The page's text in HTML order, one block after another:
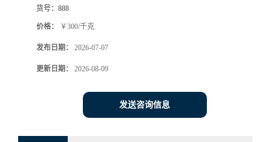
货号： 888
价格： ￥300/千克
发布日期： 2026-07-07
更新日期： 2026-08-09
发送咨询信息